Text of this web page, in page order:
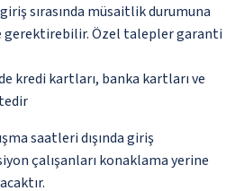
sırasında müsaitlik durumuna
gerektirebilir. Özel talepler garanti
kredi kartları, banka kartları ve
saatleri dışında giriş
çalışanları konaklama yerine